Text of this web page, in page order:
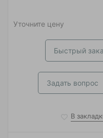
Уточните цену
Быстрый
Задать вопрос
В